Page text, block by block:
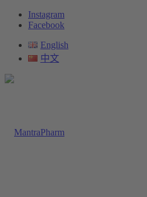
Instagram
Facebook
English
中文